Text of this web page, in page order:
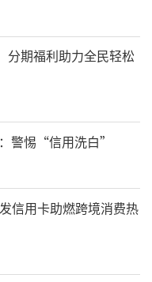
期福利助力全民轻松
警惕“信用洗白”
信用卡助燃跨境消费热